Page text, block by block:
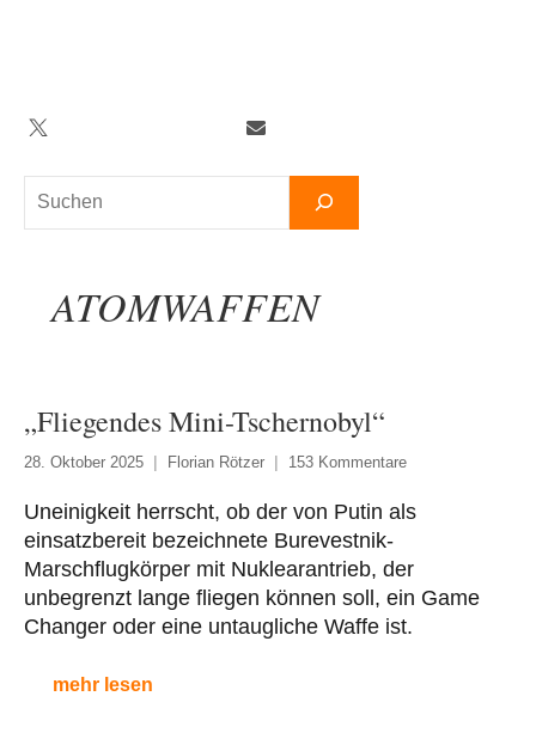
Suchen
Twitter TelegramNewsletter
ATOMWAFFEN
„Fliegendes Mini-Tschernobyl“
28. Oktober 2025 Florian Rötzer 153 Kommentare
Uneinigkeit herrscht, ob der von Putin als
einsatzbereit bezeichnete Burevestnik-
Marschflugkörper mit Nuklearantrieb, der
unbegrenzt lange fliegen können soll, ein Game
Changer oder eine untaugliche Waffe ist.
mehr lesen